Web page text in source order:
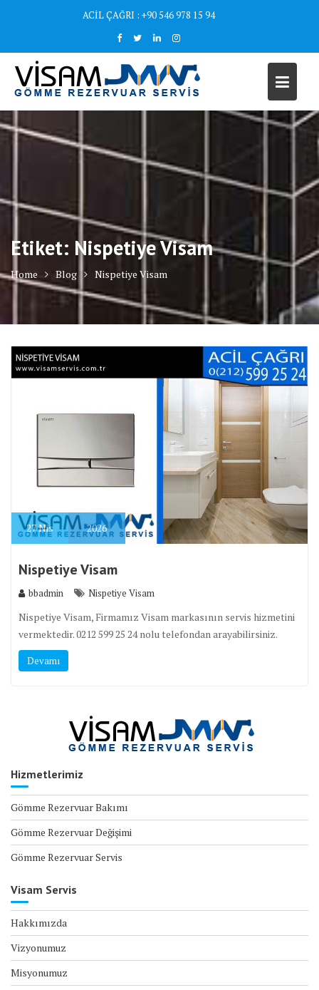
ACİL ÇAĞRI : +90 546 978 15 94
Etiket: Nispetiye Visam
Home Blog Nispetiye Visam
27Nis 2026
Nispetiye Visam
bbadmin Nispetiye Visam
Nispetiye Visam, Firmamız Visam markasının servis hizmetini
vermektedir. 0212 599 25 24 nolu telefondan arayabilirsiniz.
Devamı
Hizmetlerimiz
Gömme Rezervuar Bakımı
Gömme Rezervuar Değişimi
Gömme Rezervuar Servis
Visam Servis
Hakkımızda
Vizyonumuz
Misyonumuz